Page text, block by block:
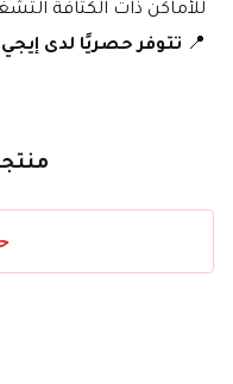
للأماكن ذات الكثافة
📍 تتوفر حصريًا لدى إيجي